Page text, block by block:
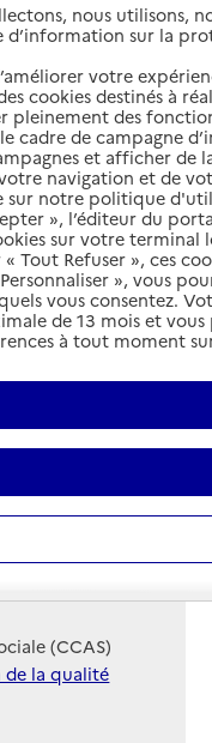
de Saint-Médard-en-
(CCAS)
la qualité
nous utilisons,
sur la
votre
cookies destinés à
pleinement des
cadre de campagne
et afficher de
navigation et de
sur notre politique
», l’éditeur du
sur votre terminal
Tout Refuser », ces
», vous
vous consentez.
de 13 mois et
à tout moment